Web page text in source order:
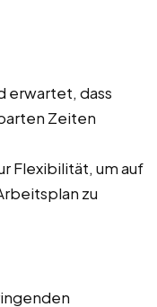
erwartet, dass
Zeiten
Flexibilität, um auf
zu